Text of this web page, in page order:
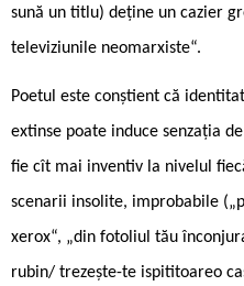
sună un titlu) deține un cazier
televiziunile neomarxiste“.
Poetul este conștient că
extinse poate induce senzația
fie cît mai inventiv la nivelul
scenarii insolite, improbabile
xerox“, „din fotoliul tău
rubin/ trezește-te ispititoareo